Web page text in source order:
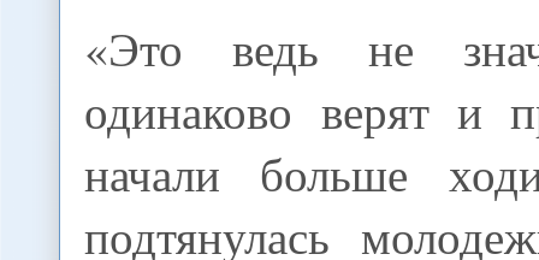
«Это ведь не
одинаково верят и
начали больше
подтянулась